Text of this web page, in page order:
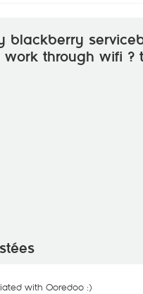
blackberry
through wifi ?
with Ooredoo :)